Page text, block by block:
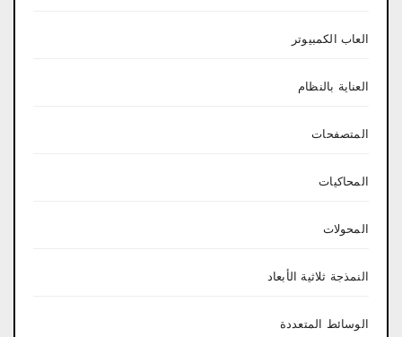
العاب الكمبيوتر
العناية بالنظام
المتصفحات
المحاكيات
المحولات
النمذجة ثلاثية الأبعاد
الوسائط المتعددة